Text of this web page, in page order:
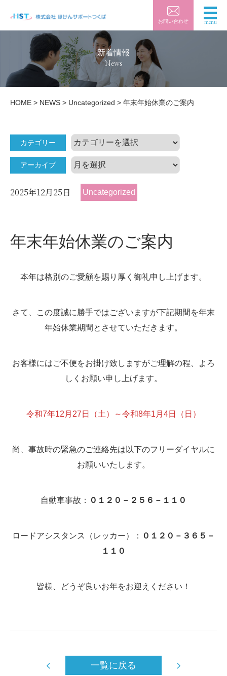
お問い合わせ
新着情報
News
HOME > NEWS > Uncategorized > 年末年始休業のご案内
カテゴリー
カ
テ
ー
アーカイブ
イ
2025年12月25日 Uncategorized
年末年始休業のご案内
本年は格別のご愛顧を賜り厚く御礼申し上げます。
さて、この度誠に勝手ではございますが下記期間を年末
年始休業期間とさせていただきます。
お客様にはご不便をお掛け致しますがご理解の程、よろ
しくお願い申し上げます。
令和7年12月27日（土）～令和8年1月4日（日）
尚、事故時の緊急のご連絡先は以下のフリーダイヤルに
お願いいたします。
自動車事故： ０１２０－２５６－１１０
ロードアシスタンス（レッカー）： ０１２０－３６５－
１１０
皆様、どうぞ良いお年をお迎えください！
一覧に戻る